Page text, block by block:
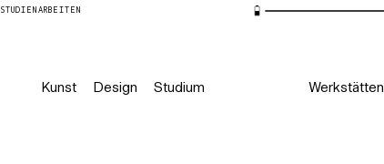
STUDIENARBEITEN
Kunst Design Studium Werkstätten